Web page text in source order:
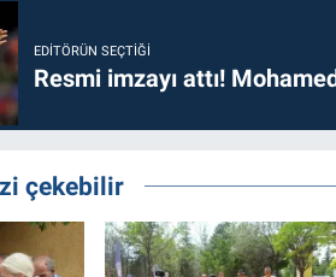
EDITÖRÜN SEÇTIĞI
Resmi imzayı attı!
çekebilir